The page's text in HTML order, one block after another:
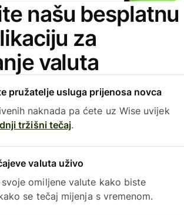
našu besplatnu
za
valuta
pružatelje usluga prijenosa novca
naknada pa ćete uz Wise uvijek
tržišni tečaj.
valuta uživo
omiljene valute kako biste
se tečaj mijenja s vremenom.